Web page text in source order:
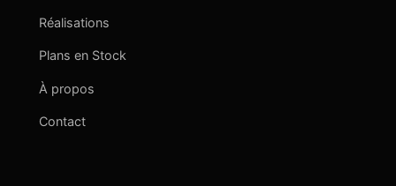
Réalisations
Plans en Stock
À propos
Contact